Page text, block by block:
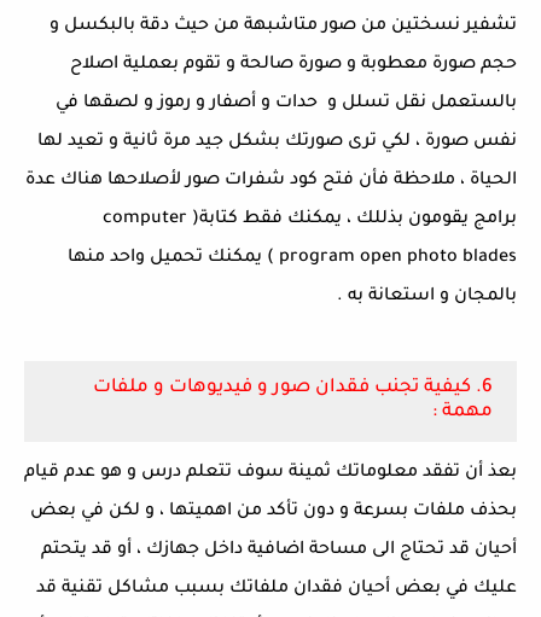
تشفير نسختين من صور متاشبهة من حيث دقة بالبكسل و
حجم صورة معطوبة و صورة صالحة و تقوم بعملية اصلاح
بالستعمل نقل تسلل و حدات و أصفار و رموز و لصقها في
نفس صورة ، لكي ترى صورتك بشكل جيد مرة ثانية و تعيد لها
الحياة ، ملاحظة فأن فتح كود شفرات صور لأصلاحها هناك عدة
برامج يقومون بذللك ، يمكنك فقط كتابة( computer
program open photo blades ) يمكنك تحميل واحد منها
بالمجان و استعانة به .
6. كيفية تجنب فقدان صور و فيديوهات و ملفات
مهمة :
بعذ أن تفقد معلوماتك ثمينة سوف تتعلم درس و هو عدم قيام
بحذف ملفات بسرعة و دون تأكد من اهميتها ، و لكن في بعض
أحيان قد تحتاج الى مساحة اضافية داخل جهازك ، أو قد يتحتم
عليك في بعض أحيان فقدان ملفاتك بسبب مشاكل تقنية قد